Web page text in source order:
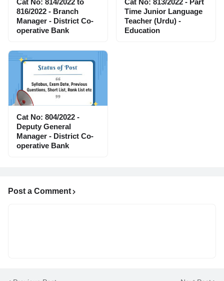
Cat No: 814/2022 to
816/2022 - Branch
Manager - District Co-
operative Bank
Cat No: 813/2022 - Part
Time Junior Language
Teacher (Urdu) -
Education
Cat No: 804/2022 -
Deputy General
Manager - District Co-
operative Bank
Post a Comment